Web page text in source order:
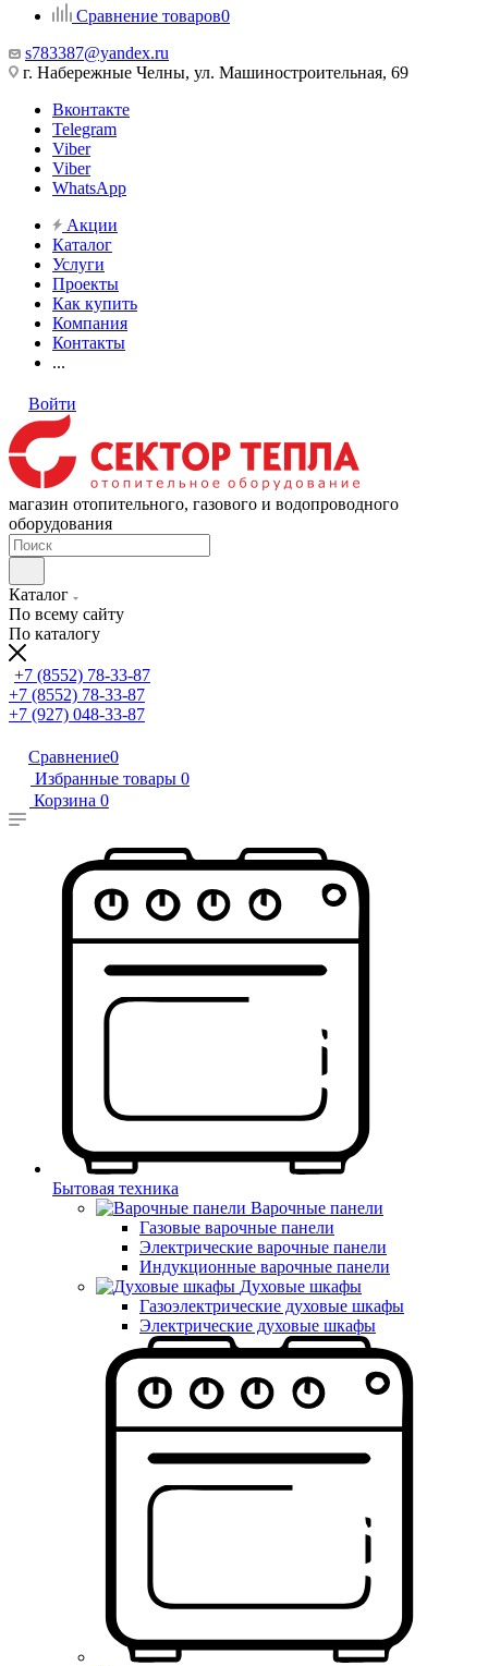
Сравнение товаров0
s783387@yandex.ru
г. Набережные Челны, ул. Машиностроительная, 69
Вконтакте
Telegram
Viber
Viber
WhatsApp
Акции
Каталог
Услуги
Проекты
Как купить
Компания
Контакты
...
Войти
магазин отопительного, газового и водопроводного
оборудования
Каталог
По всему сайту
По каталогу
+7 (8552) 78-33-87
+7 (8552) 78-33-87
+7 (927) 048-33-87
Сравнение0
Избранные товары 0
Корзина 0
Бытовая техника
Варочные панели
Газовые варочные панели
Электрические варочные панели
Индукционные варочные панели
Духовые шкафы
Газоэлектрические духовые шкафы
Электрические духовые шкафы